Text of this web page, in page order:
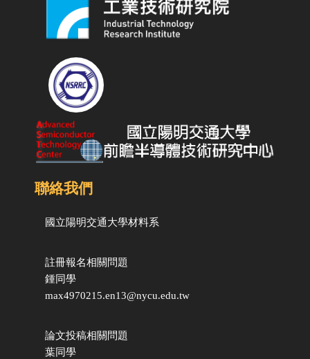
聯絡我們
國立陽明交通大學材料系
註冊報名相關問題
鍾同學
max4970215.en13@nycu.edu.tw
論文投稿相關問題
葉同學